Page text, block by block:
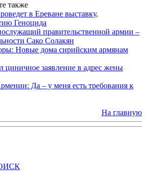
также
в Ереване выставку,
Геноцида
правительственной армии –
Сако Солакян
Новые дома сирийским армянам
циничное заявление в адрес жены
Да – у меня есть требования к
На главную